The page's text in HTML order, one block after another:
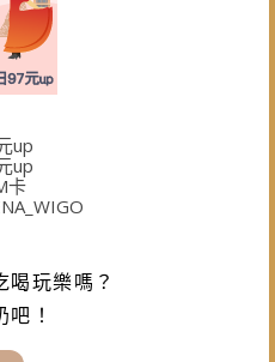
up
up
卡
玩樂嗎？
！